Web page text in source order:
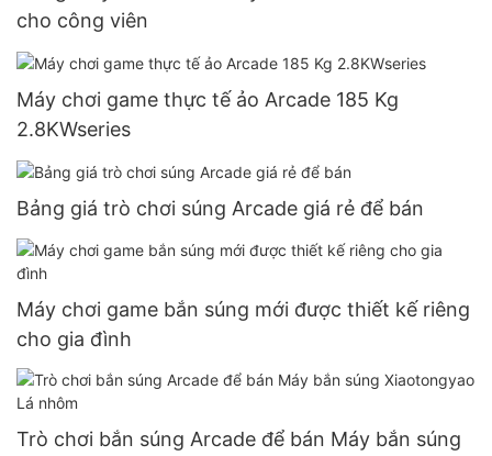
cho công viên
Máy chơi game thực tế ảo Arcade 185 Kg
2.8KWseries
Bảng giá trò chơi súng Arcade giá rẻ để bán
Máy chơi game bắn súng mới được thiết kế riêng
cho gia đình
Trò chơi bắn súng Arcade để bán Máy bắn súng